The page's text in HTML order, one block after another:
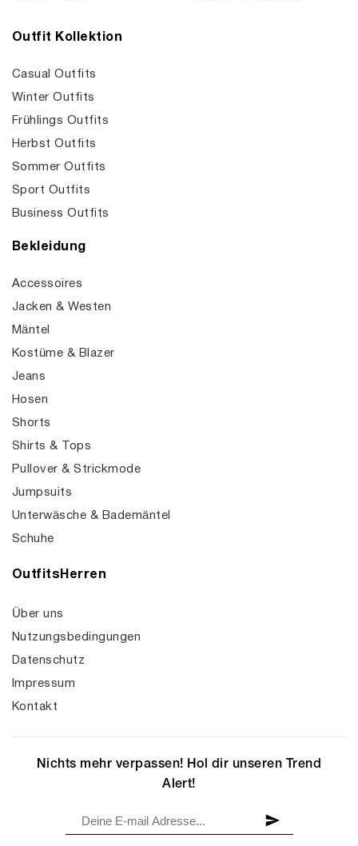
Outfit Kollektion
Casual Outfits
Winter Outfits
Frühlings Outfits
Herbst Outfits
Sommer Outfits
Sport Outfits
Business Outfits
Bekleidung
Accessoires
Jacken & Westen
Mäntel
Kostüme & Blazer
Jeans
Hosen
Shorts
Shirts & Tops
Pullover & Strickmode
Jumpsuits
Unterwäsche & Bademäntel
Schuhe
OutfitsHerren
Über uns
Nutzungsbedingungen
Datenschutz
Impressum
Kontakt
Nichts mehr verpassen! Hol dir unseren Trend
Alert!